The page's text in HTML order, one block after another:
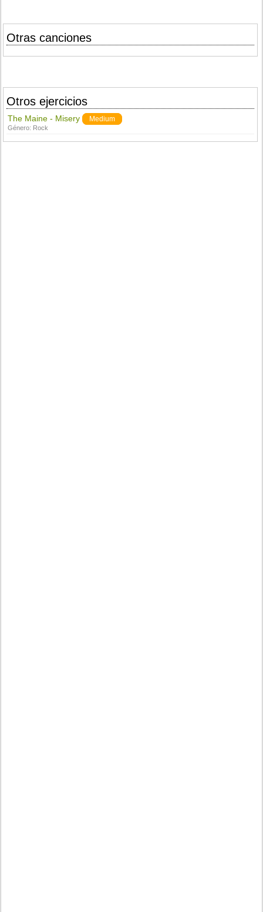
Otras canciones
Otros ejercicios
The Maine - Misery Medium
Género: Rock